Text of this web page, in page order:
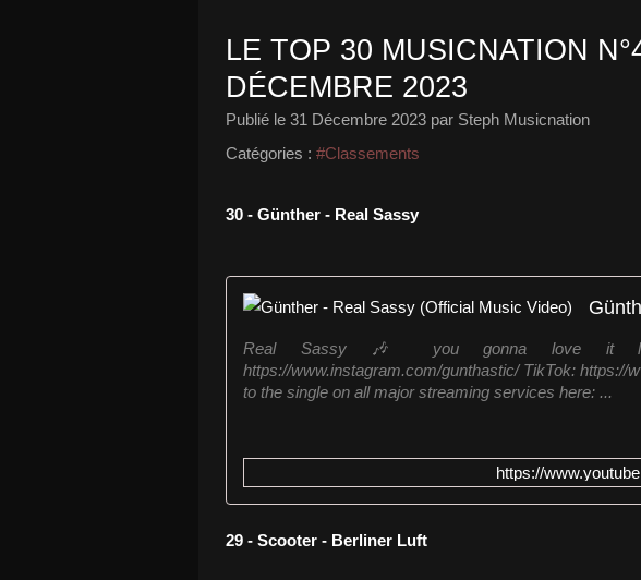
LE TOP 30 MUSICNATION
DÉCEMBRE 2023
Publié le 31 Décembre 2023 par Steph Musicnation
Catégories : #Classements
30 - Günther - Real Sassy
Real Sassy 🎶 you gonna love it
https://www.instagram.com/gunthastic/ TikTok: https://
to the single on all major streaming services here: ...
https://
29 - Scooter - Berliner Luft